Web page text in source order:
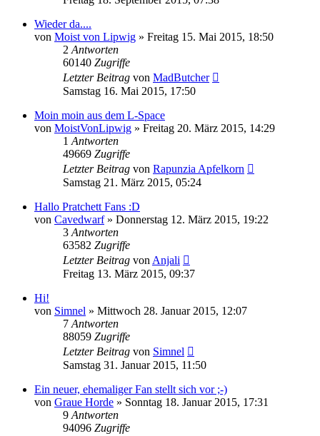
Wieder da....
von Moist von Lipwig » Freitag 15. Mai 2015, 18:50
2 Antworten
60140 Zugriffe
Letzter Beitrag von MadButcher
Samstag 16. Mai 2015, 17:50
Moin moin aus dem L-Space
von MoistVonLipwig » Freitag 20. März 2015, 14:29
1 Antworten
49669 Zugriffe
Letzter Beitrag von Rapunzia Apfelkorn
Samstag 21. März 2015, 05:24
Hallo Pratchett Fans :D
von Cavedwarf» Donnerstag 12. März 2015, 19:22
3 Antworten
63582 Zugriffe
Letzter Beitrag von Anjali
Freitag 13. März 2015, 09:37
Hi!
von Simnel » Mittwoch 28. Januar 2015, 12:07
7 Antworten
88059 Zugriffe
Letzter Beitrag von Simnel
Samstag 31. Januar 2015, 11:50
Ein neuer, ehemaliger Fan stellt sich vor ;-)
von Graue Horde » Sonntag 18. Januar 2015, 17:31
9 Antworten
94096 Zugriffe